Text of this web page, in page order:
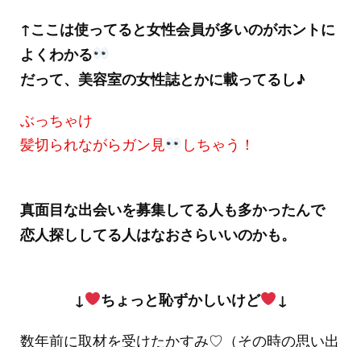
↑ここは使ってると女性会員が多いのがホントに
よくわかる
だって、美容室の女性誌とかに載ってるし♪
ぶっちゃけ
髪切られながらガン見
しちゃう！
真面目な出会いを募集してる人も多かったんで
恋人探ししてる人はなおさらいいのかも。
↓ ちょっと恥ずかしいけど
↓
数年前に取材を受けたかすみ♡（その時の思い出